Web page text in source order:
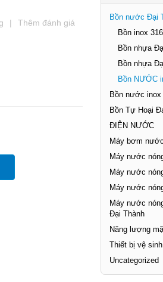
| Thêm đánh giá
Bồn nước Đại
Bồn inox 316
Bồn nhựa
Bồn nhựa
Bồn NƯỚC
Bồn nước
Bồn Tự Hoại
ĐIỆN NƯỚC
Máy bơm nước
Máy nước
Máy nước
Máy nước
Máy nước
Đại Thành
Năng lượng
Thiết bị vệ sinh
Uncategorized